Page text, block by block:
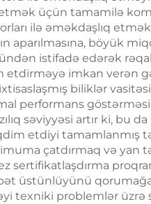
üçün tamamilə
ilə əməkdaşlıq
aparılmasına,
istifadə edərək
imkan verən
biliklər
performans
səviyyəsi artır ki,
etdiyi tamamlanmış
çatdırmaq və
sertifikatlaşdırma
üstünlüyünü
texniki problemlər üzrə